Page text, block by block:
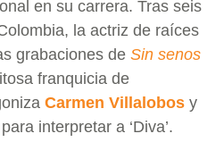
en su carrera. Tras seis
la actriz de raíces
grabaciones de Sin senos
franquicia de
Carmen Villalobos y
interpretar a ‘Diva’.